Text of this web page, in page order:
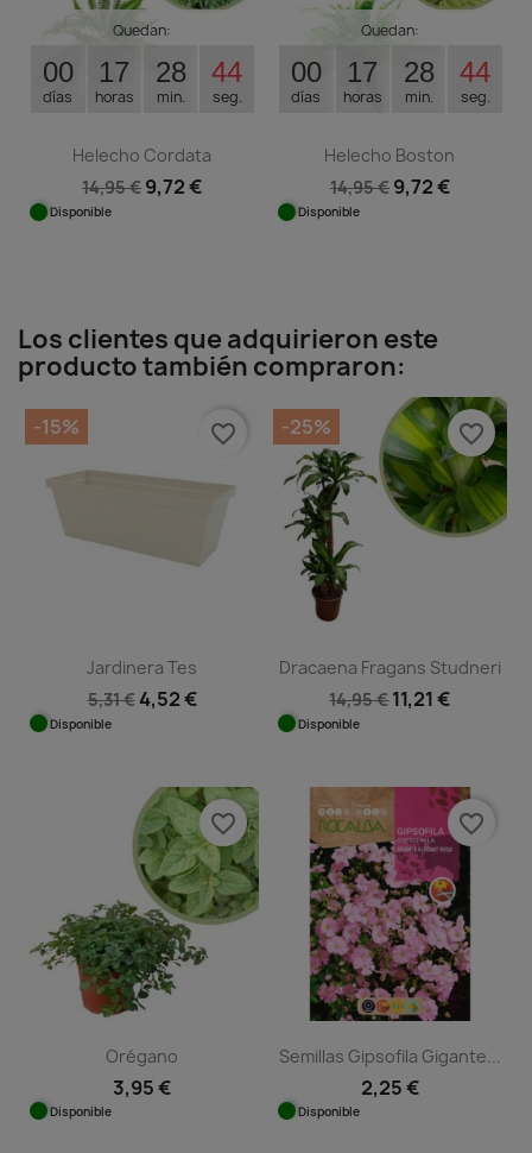
Quedan:
00
días
17
horas
28
min.
44
seg.
Helecho Cordata
14,95 € 9,72 €
Disponible
Quedan:
00
días
17
horas
28
min.
44
seg.
Helecho Boston
14,95 € 9,72 €
Disponible
Los clientes que adquirieron este
producto también compraron:
Jardinera Tes
5,31 € 4,52 €
Disponible
-15% favorite_border
Dracaena Fragans Studneri
14,95 €11,21 €
Disponible
-25% favorite_border
Orégano
3,95 €
Disponible
favorite_border
Semillas Gipsofila Gigante...
2,25 €
Disponible
favorite_border